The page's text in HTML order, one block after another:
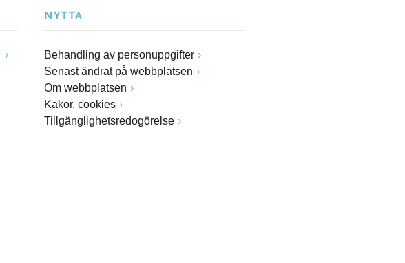
NYTTA
Behandling av personuppgifter
Senast ändrat på webbplatsen
Om webbplatsen
Kakor, cookies
Tillgänglighetsredogörelse